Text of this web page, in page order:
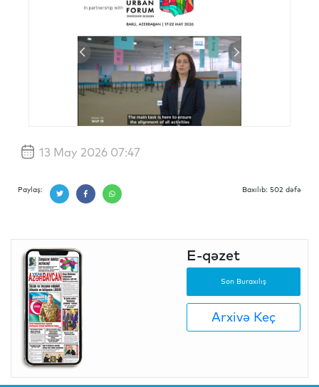
13 May 2026 07:47
Paylaş: Baxılıb: 502 dəfə
E-qəzet
Son Buraxılış
Arxivə Keç